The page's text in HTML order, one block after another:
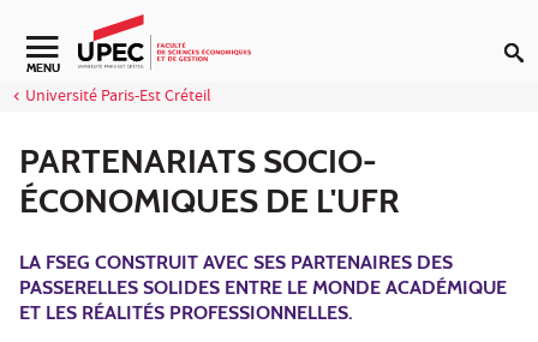
Aller au contenu
Navigation secondaire
MENU
Université Paris-Est Créteil
PARTENARIATS SOCIO-
ÉCONOMIQUES DE L'UFR
LA FSEG CONSTRUIT AVEC SES PARTENAIRES DES
PASSERELLES SOLIDES ENTRE LE MONDE ACADÉMIQUE
ET LES RÉALITÉS PROFESSIONNELLES.